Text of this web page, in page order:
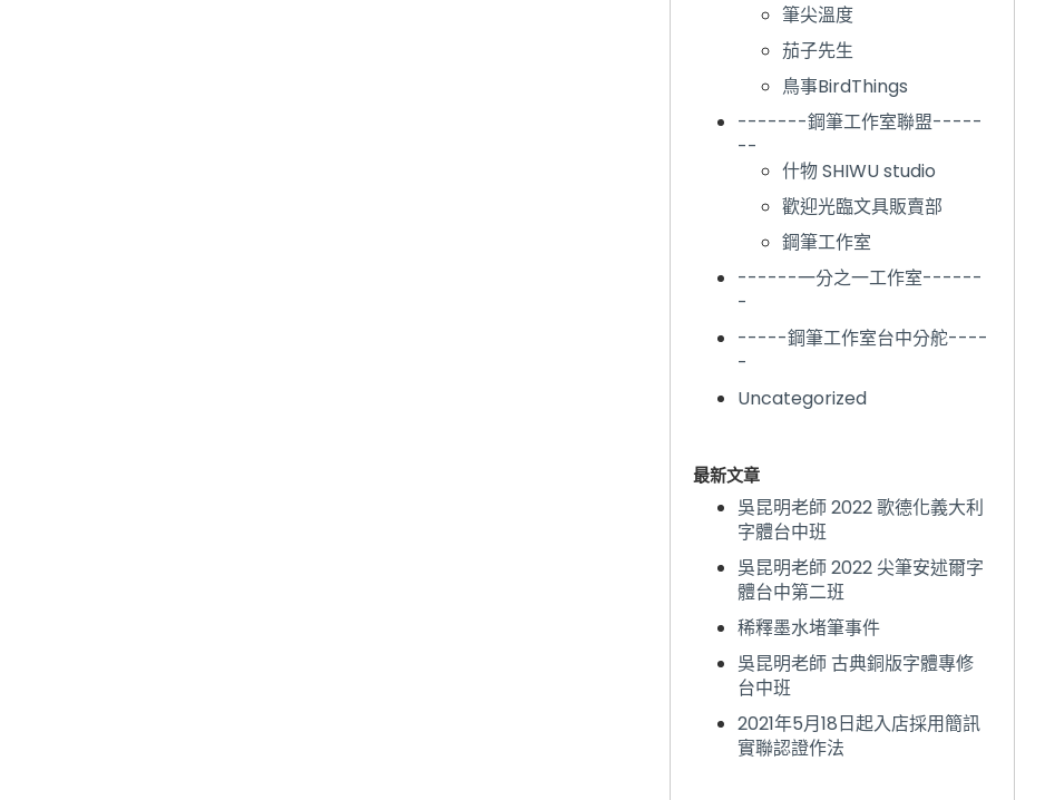
筆尖溫度
茄子先生
鳥事BirdThings
-------鋼筆工作室聯盟-----
--
什物 SHIWU studio
歡迎光臨文具販賣部
鋼筆工作室
------一分之一工作室------
-
-----鋼筆工作室台中分舵----
-
Uncategorized
最新文章
吳昆明老師 2022 歌德化義大利
字體台中班
吳昆明老師 2022 尖筆安述爾字
體台中第二班
稀釋墨水堵筆事件
吳昆明老師 古典銅版字體專修
台中班
2021年5月18日起入店採用簡訊
實聯認證作法